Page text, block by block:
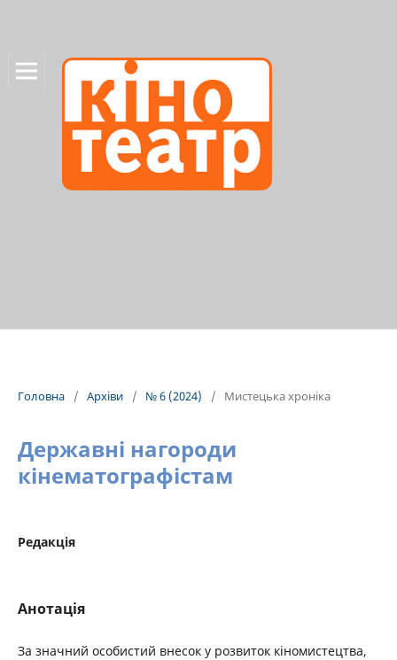
Головна / Архіви / № 6 (2024) / Мистецька хроніка
Державні нагороди
кінематографістам
Редакція
Анотація
За значний особистий внесок у розвиток кіномистецтва,